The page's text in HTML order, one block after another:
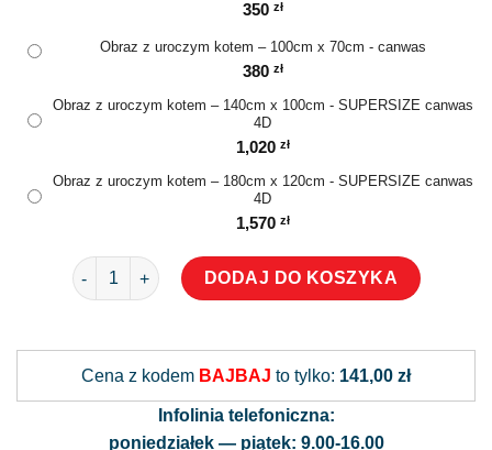
350 zł
Obraz z uroczym kotem – 100cm x 70cm - canwas
380 zł
Obraz z uroczym kotem – 140cm x 100cm - SUPERSIZE canwas
4D
1,020 zł
Obraz z uroczym kotem – 180cm x 120cm - SUPERSIZE canwas
4D
1,570 zł
ilość Obraz z uroczym kotem
DODAJ DO KOSZYKA
Cena z kodem BAJBAJ to tylko: 141,00 zł
Infolinia telefoniczna:
poniedziałek — piątek: 9.00-16.00